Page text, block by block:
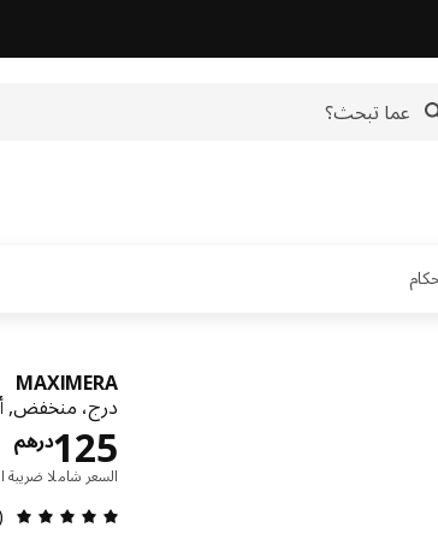
MAXIMERA
درج، منخفض,
درهم125
السعر شاملا ضريبة
(1)